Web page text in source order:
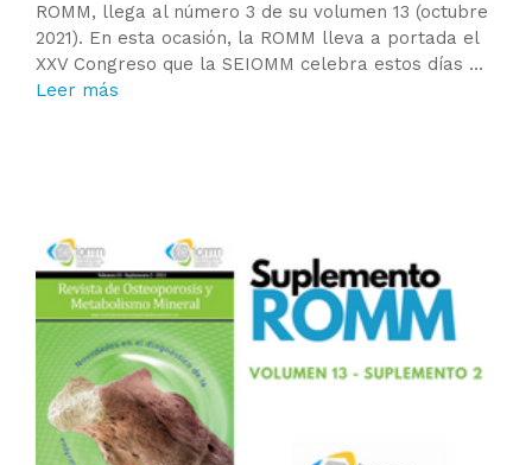
ROMM, llega al número 3 de su volumen 13 (octubre
2021). En esta ocasión, la ROMM lleva a portada el
XXV Congreso que la SEIOMM celebra estos días …
Leer más